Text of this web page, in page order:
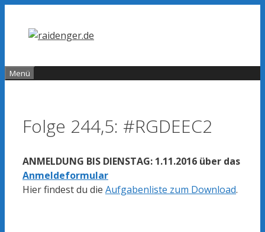
Inhalt
springen
Menü
Folge 244,5: #RGDEEC2
ANMELDUNG BIS DIENSTAG: 1.11.2016 über das
Anmeldeformular
Hier findest du die Aufgabenliste zum Download.